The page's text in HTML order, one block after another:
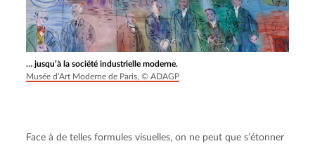
… jusqu’à la société industrielle moderne.
Musée d’Art Moderne de Paris, © ADAGP
Face à de telles formules visuelles, on ne peut que s’étonner